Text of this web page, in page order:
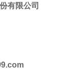
有限公司